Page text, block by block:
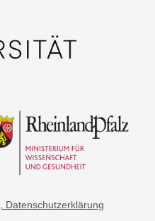
, Datenschutzerklärung